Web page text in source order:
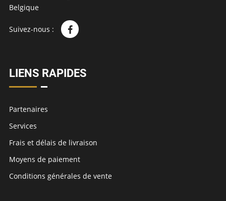
Belgique
Suivez-nous :
LIENS RAPIDES
Partenaires
Services
Frais et délais de livraison
Moyens de paiement
Conditions générales de vente